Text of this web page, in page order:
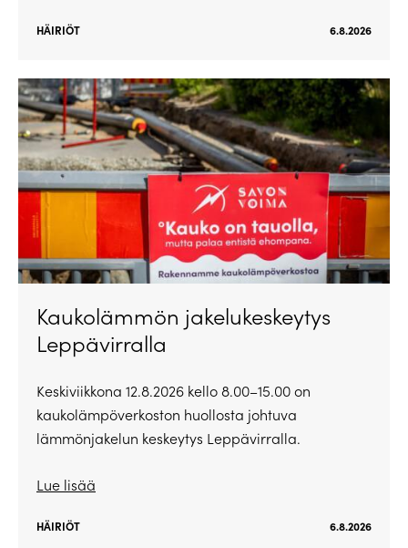
HÄIRIÖT 6.8.2026
Kaukolämmön jakelukeskeytys
Leppävirralla
Keskiviikkona 12.8.2026 kello 8.00–15.00 on
kaukolämpöverkoston huollosta johtuva
lämmönjakelun keskeytys Leppävirralla.
Lue lisää
HÄIRIÖT 6.8.2026